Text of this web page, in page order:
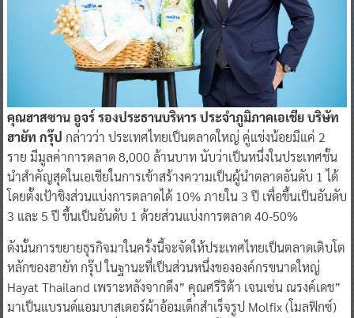
คุณฮาสซาน อูจร์ รองประธานบริหาร ประจำภูมิภาคเอเชีย บริษัท
ฮายัท กรุ๊ป กล่าวว่า ประเทศไทยเป็นตลาดใหญ่ คู่แข่งน้อยมีแค่ 2
ราย มีมูลค่าการตลาด 8,000 ล้านบาท นับว่าเป็นหนึ่งในประเทศชั้น
นำสำคัญสุดในเอเชียในการเข้าสร้างความเป็นผู้นำตลาดอันดับ 1 ได้
โดยตั้งเป้าชิงส่วนแบ่งการตลาดได้ 10% ภายใน 3 ปี เพื่อขึ้นเป็นอันดับ
3 และ 5 ปี ขึ้นเป็นอันดับ 1 ด้วยส่วนแบ่งการตลาด 40-50%
ดังนั้นการขยายธุรกิจมาในครั้งนี้จะจัดให้ประเทศไทยเป็นตลาดเติบโต
หลักของฮายัท กรุ๊ป ในฐานะที่เป็นส่วนหนึ่งขององค์กรขนาดใหญ่
Hayat Thailand เพราะหลังจากดึง” คุณศรีริต้า เจนเซ่น ณรงค์เดช”
มาเป็นแบรนด์แอมบาสเดอร์ผ้าอ้อมเด็กสำเร็จรูป Molfix (โมลฟิกซ์)